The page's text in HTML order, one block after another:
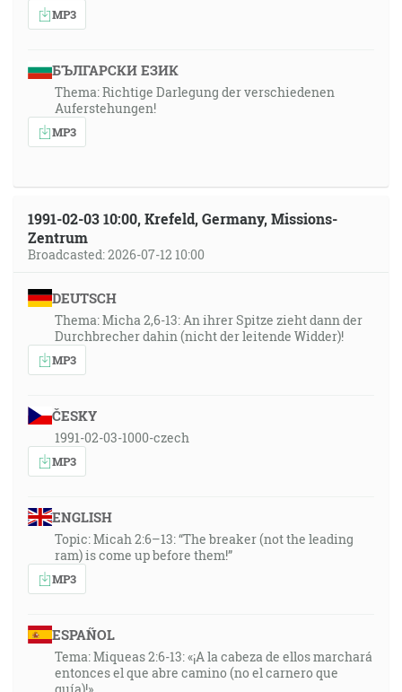
MP3
БЪЛГАРСКИ ЕЗИК
Thema: Richtige Darlegung der verschiedenen
Auferstehungen!
MP3
1991-02-03 10:00, Krefeld, Germany, Missions-
Zentrum
Broadcasted: 2026-07-12 10:00
DEUTSCH
Thema: Micha 2,6-13: An ihrer Spitze zieht dann der
Durchbrecher dahin (nicht der leitende Widder)!
MP3
ČESKY
1991-02-03-1000-czech
MP3
ENGLISH
Topic: Micah 2:6–13: “The breaker (not the leading
ram) is come up before them!”
MP3
ESPAÑOL
Tema: Miqueas 2:6-13: «¡A la cabeza de ellos marchará
entonces el que abre camino (no el carnero que